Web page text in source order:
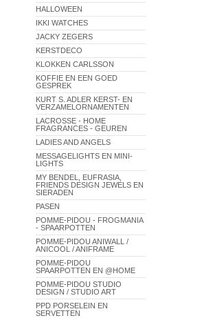
HALLOWEEN
IKKI WATCHES
JACKY ZEGERS
KERSTDECO
KLOKKEN CARLSSON
KOFFIE EN EEN GOED
GESPREK
KURT S. ADLER KERST- EN
VERZAMELORNAMENTEN
LACROSSE - HOME
FRAGRANCES - GEUREN
LADIES AND ANGELS
MESSAGELIGHTS EN MINI-
LIGHTS
MY BENDEL, EUFRASIA,
FRIENDS DESIGN JEWELS EN
SIERADEN
PASEN
POMME-PIDOU - FROGMANIA
- SPAARPOTTEN
POMME-PIDOU ANIWALL /
ANICOOL / ANIFRAME
POMME-PIDOU
SPAARPOTTEN EN @HOME
POMME-PIDOU STUDIO
DESIGN / STUDIO ART
PPD PORSELEIN EN
SERVETTEN